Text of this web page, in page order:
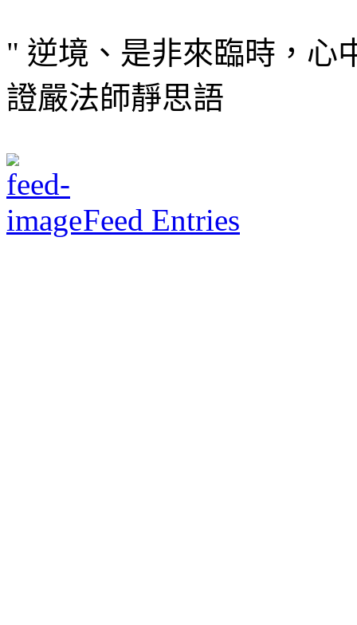
" 逆境、是非來臨時，心
證嚴法師靜思語
Feed Entries